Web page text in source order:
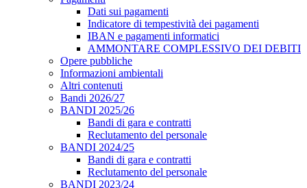
Dati sui pagamenti
Indicatore di tempestività dei pagamenti
IBAN e pagamenti informatici
AMMONTARE COMPLESSIVO DEI DEBITI
Opere pubbliche
Informazioni ambientali
Altri contenuti
Bandi 2026/27
BANDI 2025/26
Bandi di gara e contratti
Reclutamento del personale
BANDI 2024/25
Bandi di gara e contratti
Reclutamento del personale
BANDI 2023/24